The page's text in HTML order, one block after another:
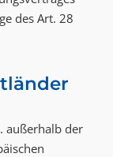
des Art. 28
außerhalb der